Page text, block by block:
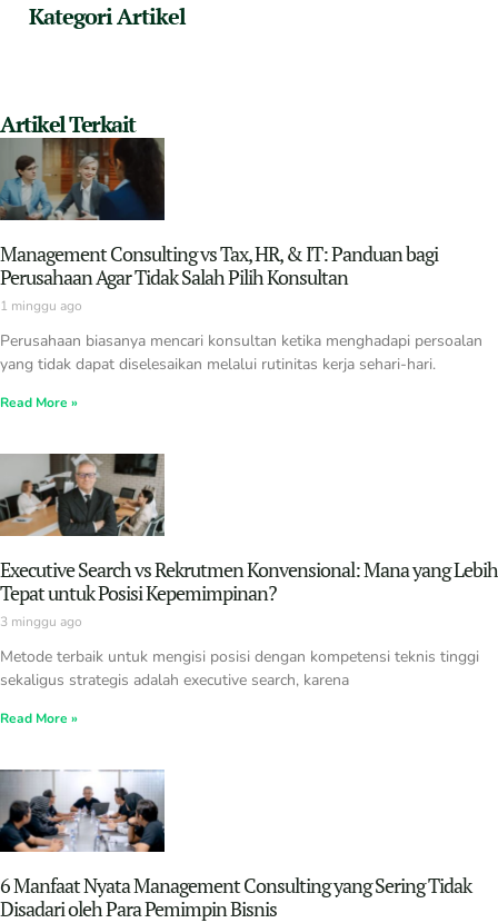
Kategori Artikel
Artikel Terkait
Management Consulting vs Tax, HR, & IT: Panduan bagi
Perusahaan Agar Tidak Salah Pilih Konsultan
1 minggu ago
Perusahaan biasanya mencari konsultan ketika menghadapi persoalan
yang tidak dapat diselesaikan melalui rutinitas kerja sehari-hari.
Read More »
Executive Search vs Rekrutmen Konvensional: Mana yang Lebih
Tepat untuk Posisi Kepemimpinan?
3 minggu ago
Metode terbaik untuk mengisi posisi dengan kompetensi teknis tinggi
sekaligus strategis adalah executive search, karena
Read More »
6 Manfaat Nyata Management Consulting yang Sering Tidak
Disadari oleh Para Pemimpin Bisnis